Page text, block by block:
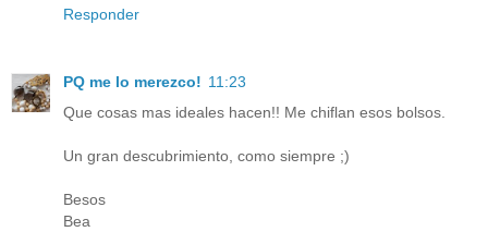
Responder
PQ me lo merezco! 11:23
Que cosas mas ideales hacen!! Me chiflan esos bolsos.
Un gran descubrimiento, como siempre ;)
Besos
Bea